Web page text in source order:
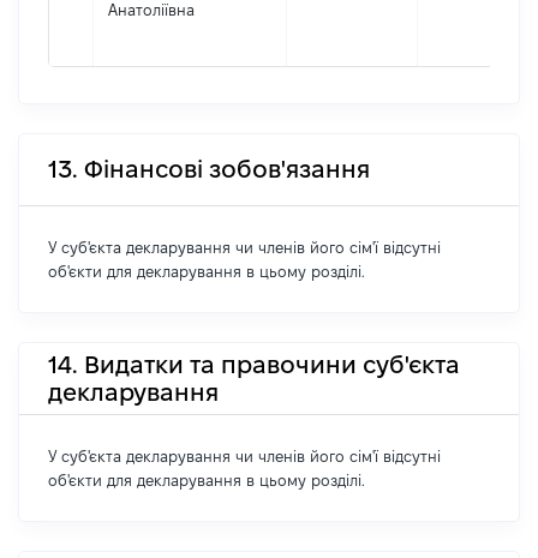
Анатоліївна
13. Фінансові зобов'язання
У суб'єкта декларування чи членів його сім'ї відсутні
об'єкти для декларування в цьому розділі.
14. Видатки та правочини суб'єкта
декларування
У суб'єкта декларування чи членів його сім'ї відсутні
об'єкти для декларування в цьому розділі.